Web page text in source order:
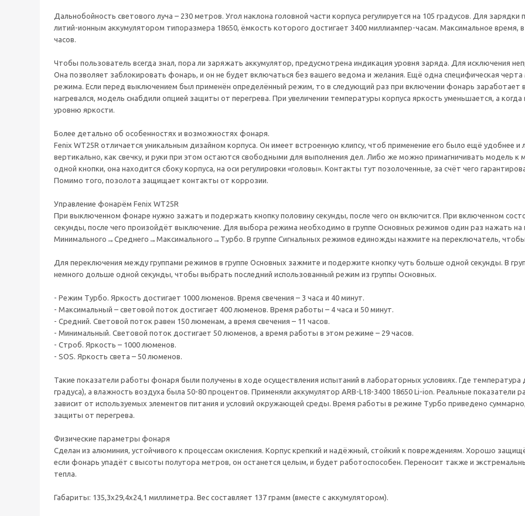
Дальнобойность светового луча – 230 метров. Угол наклона головной части корпуса регулируется на 105 градусов. Для
литий-ионным аккумулятором типоразмера 18650, ёмкость которого достигает 3400 миллиампер-часам. Максимальное время,
часов.
Чтобы пользователь всегда знал, пора ли заряжать аккумулятор, предусмотрена индикация уровня заряда. Для исключения
Она позволяет заблокировать фонарь, и он не будет включаться без вашего ведома и желания. Ещё одна специфическая
режима. Если перед выключением был применён определённый режим, то в следующий раз при включении фонарь
нагревался, модель снабдили опцией защиты от перегрева. При увеличении температуры корпуса яркость уменьшается, а
уровню яркости.
Более детально об особенностях и возможностях фонаря.
Fenix WT25R отличается уникальным дизайном корпуса. Он имеет встроенную клипсу, чтоб применение его было ещё удобнее
вертикально, как свечку, и руки при этом остаются свободными для выполнения дел. Либо же можно примагничивать модель
одной кнопки, она находится сбоку корпуса, на оси регулировки «головы». Контакты тут позолоченные, за счёт чего
Помимо того, позолота защищает контакты от коррозии.
Управление фонарём Fenix WT25R
При выключенном фонаре нужно зажать и подержать кнопку половину секунды, после чего он включится. При включенном
секунды, после чего произойдёт выключение. Для выбора режима необходимо в группе Основных режимов один раз нажать
Минимального→Среднего→Максимального→Турбо. В группе Сигнальных режимов единожды нажмите на переключатель,
Для переключения между группами режимов в группе Основных зажмите и подержите кнопку чуть больше одной секунды. В
немного дольше одной секунды, чтобы выбрать последний использованный режим из группы Основных.
- Режим Турбо. Яркость достигает 1000 люменов. Время свечения – 3 часа и 40 минут.
- Максимальный – световой поток достигает 400 люменов. Время работы – 4 часа и 50 минут.
- Средний. Световой поток равен 150 люменам, а время свечения – 11 часов.
- Минимальный. Световой поток достигает 50 люменов, а время работы в этом режиме – 29 часов.
- Строб. Яркость – 1000 люменов.
- SOS. Яркость света – 50 люменов.
Такие показатели работы фонаря были получены в ходе осуществления испытаний в лабораторных условиях. Где температура
градуса), а влажность воздуха была 50-80 процентов. Применяли аккумулятор ARB-L18-3400 18650 Li-ion. Реальные показатели
зависит от используемых элементов питания и условий окружающей среды. Время работы в режиме Турбо приведено
защиты от перегрева.
Физические параметры фонаря
Сделан из алюминия, устойчивого к процессам окисления. Корпус крепкий и надёжный, стойкий к повреждениям. Хорошо
если фонарь упадёт с высоты полутора метров, он останется целым, и будет работоспособен. Переносит также и
тепла.
Габариты: 135,3x29,4x24,1 миллиметра. Вес составляет 137 грамм (вместе с аккумулятором).